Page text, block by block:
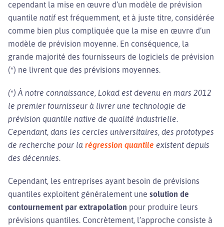
cependant la mise en œuvre d’un modèle de prévision
quantile natifest fréquemment, et à juste titre, considérée
comme bien plus compliquée que la mise en œuvre d’un
modèle de prévision moyenne. En conséquence, la
grande majorité des fournisseurs de logiciels de prévision
(*) ne livrent que des prévisions moyennes.
(*) À notre connaissance, Lokad est devenu en mars 2012
le premier fournisseur à livrer une technologie de
prévision quantile native de qualité industrielle.
Cependant, dans les cercles universitaires, des prototypes
de recherche pour la régression quantile existent depuis
des décennies.
Cependant, les entreprises ayant besoin de prévisions
quantiles exploitent généralement une solution de
contournement par extrapolation pour produire leurs
prévisions quantiles. Concrètement, l’approche consiste à